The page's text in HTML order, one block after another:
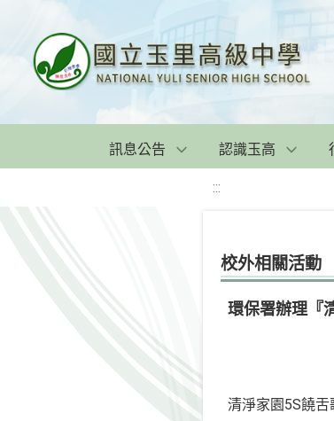
訊息公告 認識玉高
:::
校外相關活動
環保署辦理『
清淨家園5S饒